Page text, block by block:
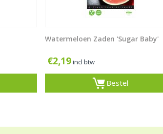
Watermeloen Zaden 'Sugar Baby'
€2,19incl btw
Bestel